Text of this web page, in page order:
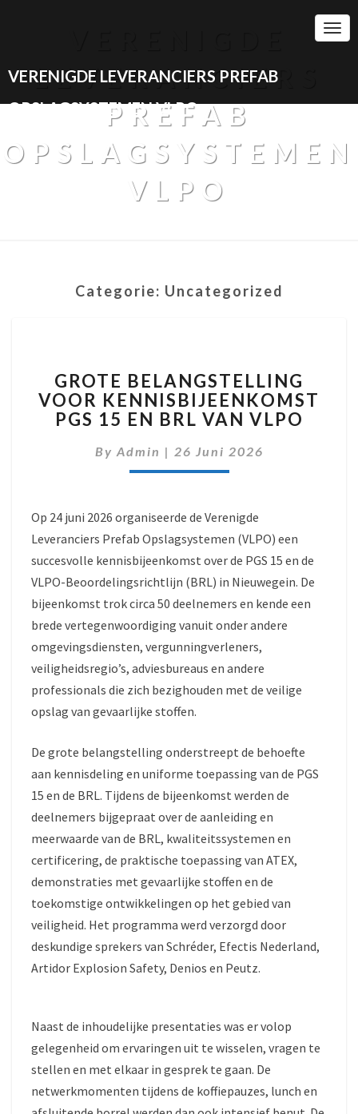
VERENIGDE LEVERANCIERS PREFAB
OPSLAGSYSTEMEN VLPO
LEVERANCIERS
PREFAB
OPSLAGSYSTEMEN
VLPO
Categorie: Uncategorized
BELANGSTELLING
VOOR
KENNISBIJEENKOMST
15
EN
VLPO
GROTE BELANGSTELLING
VOOR KENNISBIJEENKOMST
PGS 15 EN BRL VAN VLPO
By Admin | 26 Juni 2026
Op 24 juni 2026 organiseerde de Verenigde
Leveranciers Prefab Opslagsystemen (VLPO) een
succesvolle kennisbijeenkomst over de PGS 15 en de
VLPO-Beoordelingsrichtlijn (BRL) in Nieuwegein. De
bijeenkomst trok circa 50 deelnemers en kende een
brede vertegenwoordiging vanuit onder andere
omgevingsdiensten, vergunningverleners,
veiligheidsregio’s, adviesbureaus en andere
professionals die zich bezighouden met de veilige
opslag van gevaarlijke stoffen.
De grote belangstelling onderstreept de behoefte
aan kennisdeling en uniforme toepassing van de PGS
15 en de BRL. Tijdens de bijeenkomst werden de
deelnemers bijgepraat over de aanleiding en
meerwaarde van de BRL, kwaliteitssystemen en
certificering, de praktische toepassing van ATEX,
demonstraties met gevaarlijke stoffen en de
toekomstige ontwikkelingen op het gebied van
veiligheid. Het programma werd verzorgd door
deskundige sprekers van Schréder, Efectis Nederland,
Artidor Explosion Safety, Denios en Peutz.
Naast de inhoudelijke presentaties was er volop
gelegenheid om ervaringen uit te wisselen, vragen te
stellen en met elkaar in gesprek te gaan. De
netwerkmomenten tijdens de koffiepauzes, lunch en